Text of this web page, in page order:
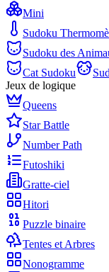
Mini
Sudoku
Sudoku des
Cat Sudoku
Jeux de logique
Queens
Star Battle
Number Path
Futoshiki
Gratte-ciel
Hitori
Puzzle binaire
Tentes et Arbres
Nonogramme